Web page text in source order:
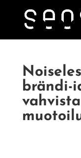
brändi-